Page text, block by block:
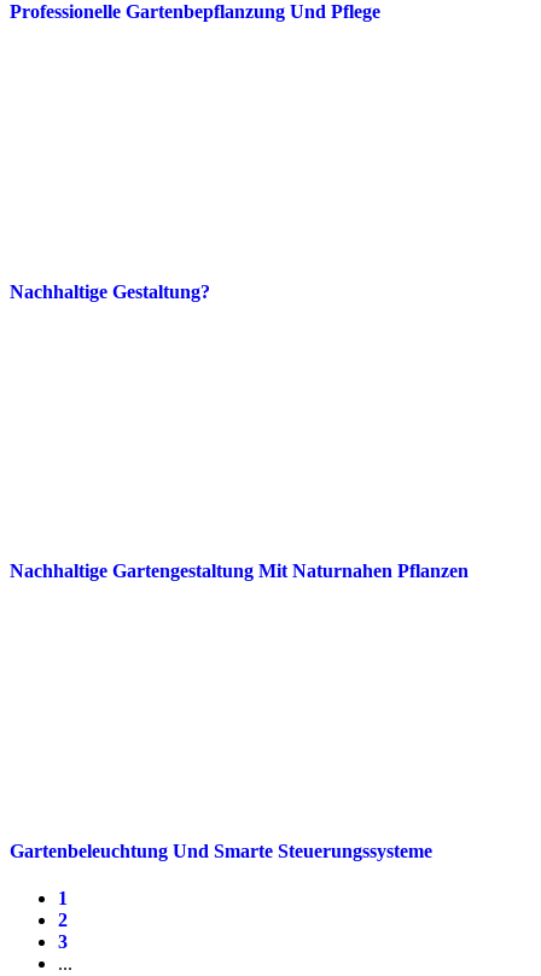
Professionelle Gartenbepflanzung Und Pflege
Nachhaltige Gestaltung?
Nachhaltige Gartengestaltung Mit Naturnahen Pflanzen
Gartenbeleuchtung Und Smarte Steuerungssysteme
1
2
3
...